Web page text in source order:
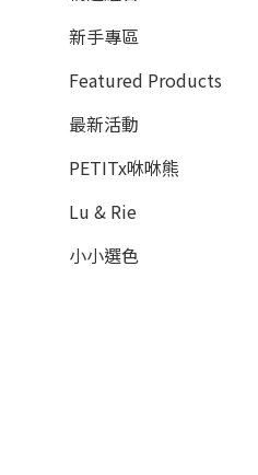
新手專區
Featured Products
最新活動
PETITx咻咻熊
Lu & Rie
小小選色